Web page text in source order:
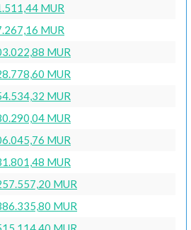
MUR
MUR
MUR
MUR
MUR
MUR
MUR
MUR
MUR
MUR